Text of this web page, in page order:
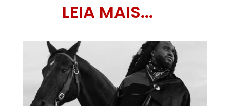
LEIA MAIS...